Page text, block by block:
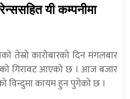
यी कम्पनीमा
तेस्रो कारोबारको दिन मंगलबार
गिरावट आएको छ । आज बजार
विन्दुमा कायम हुन पुगेको छ ।